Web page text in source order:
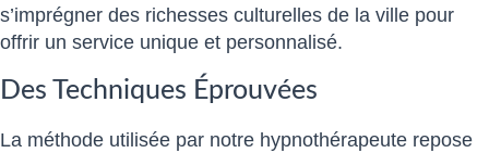
s’imprégner des richesses culturelles de la ville pour
offrir un service unique et personnalisé.
Des Techniques Éprouvées
La méthode utilisée par notre hypnothérapeute repose